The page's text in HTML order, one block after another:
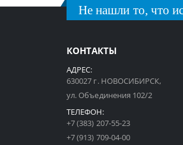
Не нашли то, что
КОНТАКТЫ
АДРЕС:
630027 г. НОВОСИБИРСК,
ул. Объединения 102/2
ТЕЛЕФОН:
+7 (383) 207-55-23
+7 (913) 709-04-00